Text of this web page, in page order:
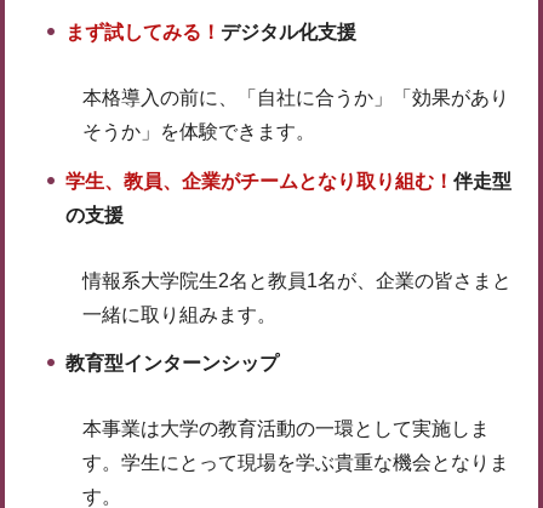
まず試してみる！ デジタル化支援
本格導入の前に、「自社に合うか」「効果があり
そうか」を体験できます。
学生、教員、企業がチームとなり取り組む！ 伴走型
の支援
情報系大学院生2名と教員1名が、企業の皆さまと
一緒に取り組みます。
教育型インターンシップ
本事業は大学の教育活動の一環として実施しま
す。学生にとって現場を学ぶ貴重な機会となりま
す。